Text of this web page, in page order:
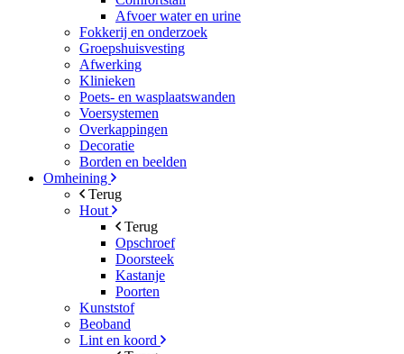
Afvoer water en urine
Fokkerij en onderzoek
Groepshuisvesting
Afwerking
Klinieken
Poets- en wasplaatswanden
Voersystemen
Overkappingen
Decoratie
Borden en beelden
Omheining
Terug
Hout
Terug
Opschroef
Doorsteek
Kastanje
Poorten
Kunststof
Beoband
Lint en koord